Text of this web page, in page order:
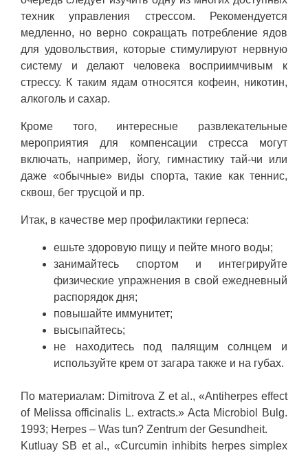
техник управления стрессом. Рекомендуется
медленно, но верно сокращать потребление ядов
для удовольствия, которые стимулируют нервную
систему и делают человека восприимчивым к
стрессу. К таким ядам относятся кофеин, никотин,
алкоголь и сахар.
Кроме того, интересные развлекательные
мероприятия для компенсации стресса могут
включать, например, йогу, гимнастику тай-чи или
даже «обычные» виды спорта, такие как теннис,
сквош, бег трусцой и пр.
Итак, в качестве мер профилактики герпеса:
ешьте здоровую пищу и пейте много воды;
занимайтесь спортом и интегрируйте
физические упражнения в свой ежедневный
распорядок дня;
повышайте иммунитет;
высыпайтесь;
не находитесь под палящим солнцем и
используйте крем от загара также и на губах.
По материалам: Dimitrova Z et al., «Antiherpes effect
of Melissa officinalis L. extracts.» Acta Microbiol Bulg.
1993; Herpes – Was tun? Zentrum der Gesundheit.
Kutluay SB et al., «Curcumin inhibits herpes simplex